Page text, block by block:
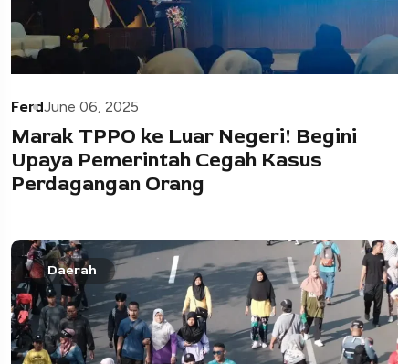
FerdJune 06, 2025
Marak TPPO ke Luar Negeri! Begini
Upaya Pemerintah Cegah Kasus
Perdagangan Orang
Daerah